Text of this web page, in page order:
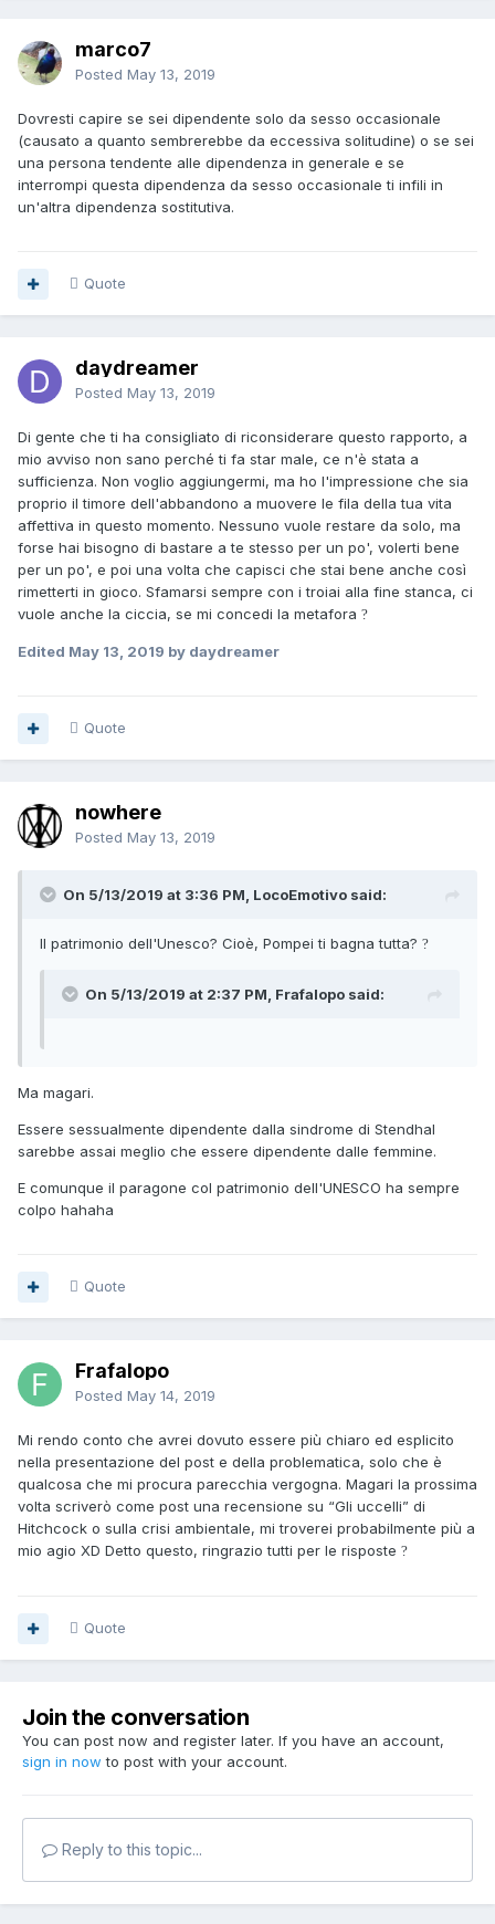
marco7
Posted May 13, 2019
Dovresti capire se sei dipendente solo da sesso occasionale
(causato a quanto sembrerebbe da eccessiva solitudine) o se sei
una persona tendente alle dipendenza in generale e se
interrompi questa dipendenza da sesso occasionale ti infili in
un'altra dipendenza sostitutiva.
Quote
daydreamer
Posted May 13, 2019
Di gente che ti ha consigliato di riconsiderare questo rapporto, a
mio avviso non sano perché ti fa star male, ce n'è stata a
sufficienza. Non voglio aggiungermi, ma ho l'impressione che sia
proprio il timore dell'abbandono a muovere le fila della tua vita
affettiva in questo momento. Nessuno vuole restare da solo, ma
forse hai bisogno di bastare a te stesso per un po', volerti bene
per un po', e poi una volta che capisci che stai bene anche così
rimetterti in gioco. Sfamarsi sempre con i troiai alla fine stanca, ci
vuole anche la ciccia, se mi concedi la metafora ?
Edited May 13, 2019 by daydreamer
Quote
nowhere
Posted May 13, 2019
On 5/13/2019 at 3:36 PM, LocoEmotivo said:
Il patrimonio dell'Unesco? Cioè, Pompei ti bagna tutta? ?
On 5/13/2019 at 2:37 PM, Frafalopo said:
Ma magari.
Essere sessualmente dipendente dalla sindrome di Stendhal
sarebbe assai meglio che essere dipendente dalle femmine.
E comunque il paragone col patrimonio dell'UNESCO ha sempre
colpo hahaha
Quote
Frafalopo
Posted May 14, 2019
Mi rendo conto che avrei dovuto essere più chiaro ed esplicito
nella presentazione del post e della problematica, solo che è
qualcosa che mi procura parecchia vergogna. Magari la prossima
volta scriverò come post una recensione su “Gli uccelli” di
Hitchcock o sulla crisi ambientale, mi troverei probabilmente più a
mio agio XD Detto questo, ringrazio tutti per le risposte ?
Quote
Join the conversation
You can post now and register later. If you have an account,
sign in now to post with your account.
Reply to this topic...